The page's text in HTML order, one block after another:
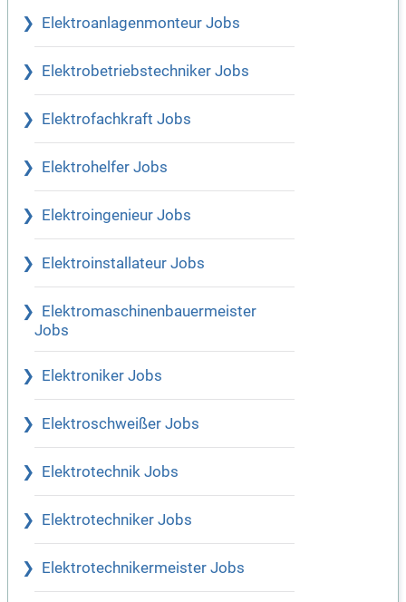
Elektroanlagenmonteur Jobs
Elektrobetriebstechniker Jobs
Elektrofachkraft Jobs
Elektrohelfer Jobs
Elektroingenieur Jobs
Elektroinstallateur Jobs
Elektromaschinenbauermeister
Jobs
Elektroniker Jobs
Elektroschweißer Jobs
Elektrotechnik Jobs
Elektrotechniker Jobs
Elektrotechnikermeister Jobs